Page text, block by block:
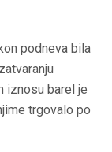
podneva bila
iznosu barel je
trgovalo po